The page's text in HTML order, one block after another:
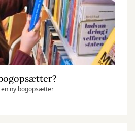
ny bogopsætter.